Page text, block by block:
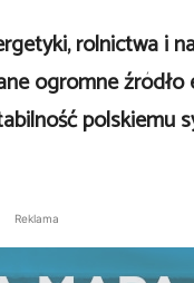
rolnictwa i
ogromne
polskiemu
Reklama